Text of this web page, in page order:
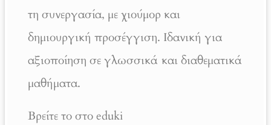
τη συνεργασία, με χιούμορ και
δημιουργική προσέγγιση. Ιδανική για
αξιοποίηση σε γλωσσικά και διαθεματικά
μαθήματα.
Βρείτε το στο eduki